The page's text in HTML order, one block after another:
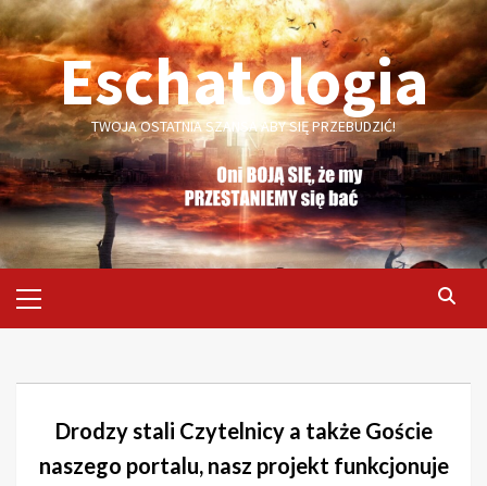
Skip
to
contentEschatologia
TWOJA OSTATNIA SZANSA ABY SIĘ PRZEBUDZIĆ!
Menu
Drodzy stali Czytelnicy a także Goście
naszego portalu, nasz projekt funkcjonuje